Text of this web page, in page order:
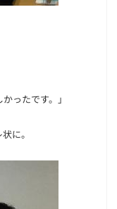
ったです。」
に。